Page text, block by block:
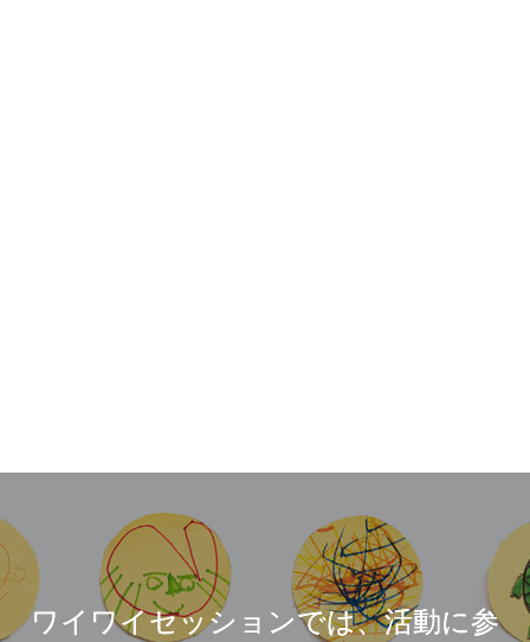
ワイワイセッションでは、活動に参